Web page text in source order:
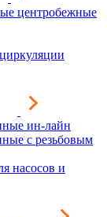
центробежные
ин-лайн
с резьбовым
насосов и